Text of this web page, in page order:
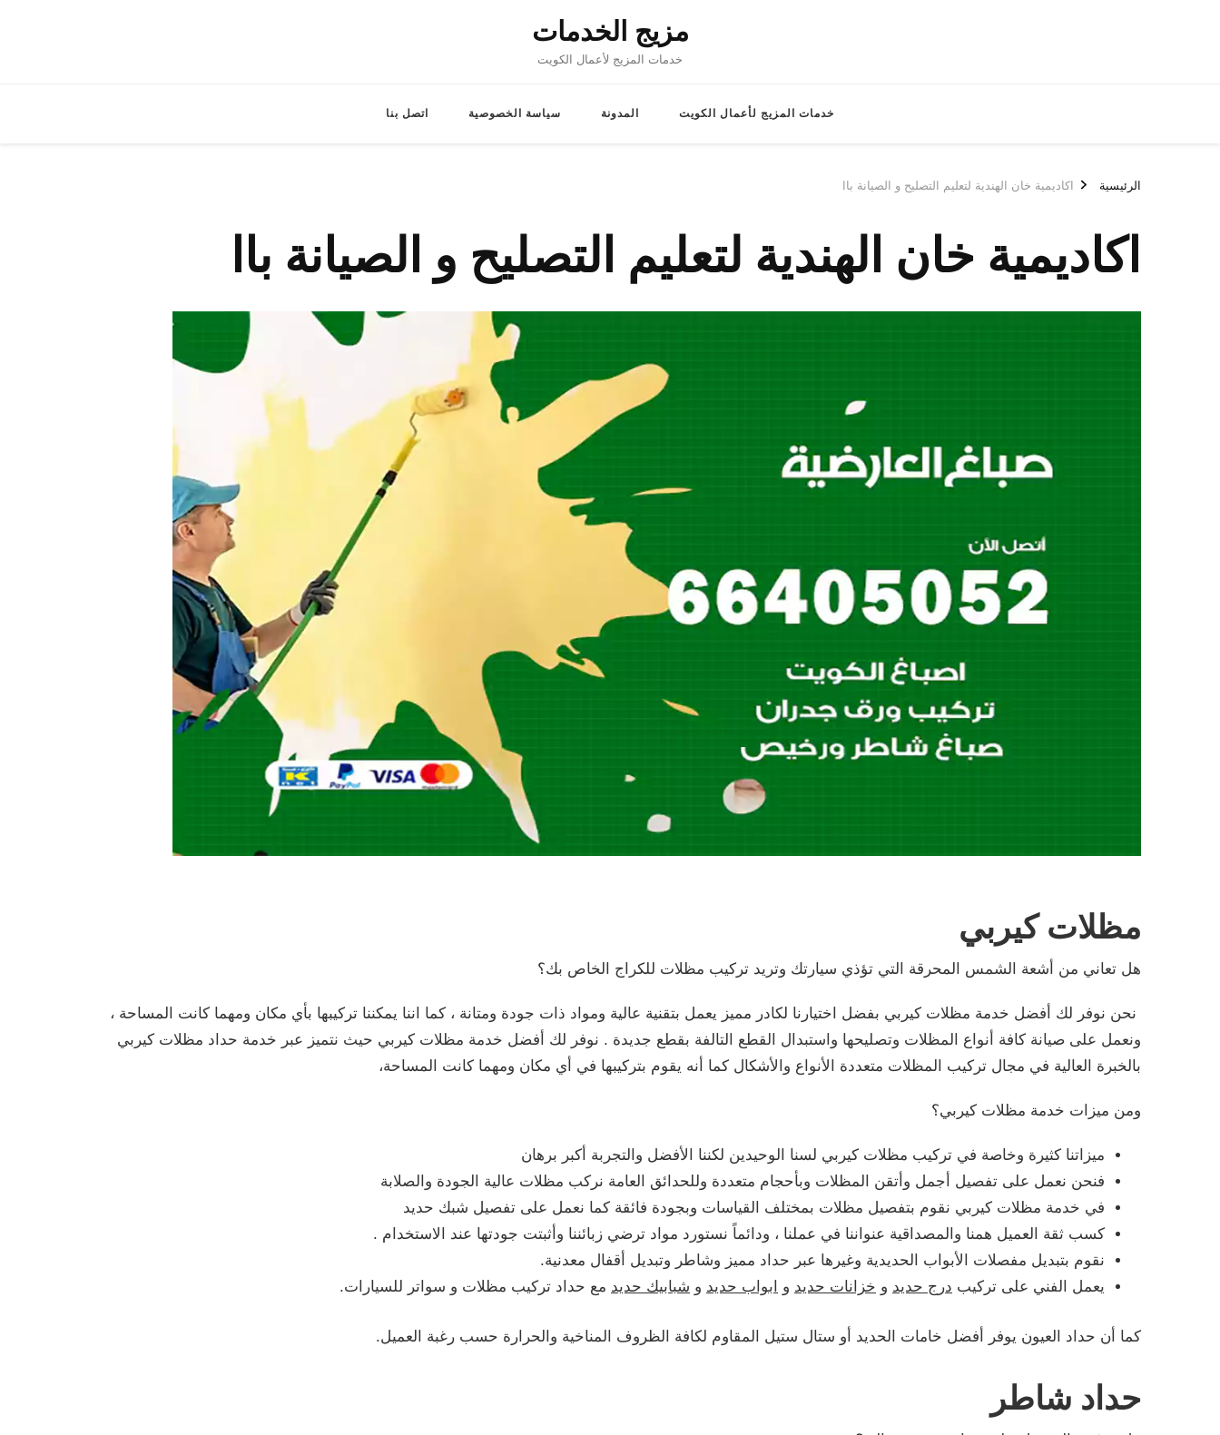
مزيج الخدمات
خدمات المزيج لأعمال الكويت
خدمات المزيج لأعمال الكويت المدونة سياسة الخصوصية اتصل بنا
الرئيسية اكاديمية خان الهندية لتعليم التصليح و الصيانة باا
اكاديمية خان الهندية لتعليم التصليح و الصيانة باا
مظلات كيربي
هل تعاني من أشعة الشمس المحرقة التي تؤذي سيارتك وتريد تركيب مظلات للكراج الخاص بك؟
نحن نوفر لك أفضل خدمة مظلات كيربي بفضل اختيارنا لكادر مميز يعمل بتقنية عالية ومواد ذات جودة ومتانة ، كما اننا يمكننا تركيبها بأي مكان ومهما كانت المساحة ،
ونعمل على صيانة كافة أنواع المظلات وتصليحها واستبدال القطع التالفة بقطع جديدة . نوفر لك أفضل خدمة مظلات كيربي حيث نتميز عبر خدمة حداد مظلات كيربي
بالخبرة العالية في مجال تركيب المظلات متعددة الأنواع والأشكال كما أنه يقوم بتركيبها في أي مكان ومهما كانت المساحة،
ومن ميزات خدمة مظلات كيربي؟
ميزاتنا كثيرة وخاصة في تركيب مظلات كيربي لسنا الوحيدين لكننا الأفضل والتجربة أكبر برهان
فنحن نعمل على تفصيل أجمل وأتقن المظلات وبأحجام متعددة وللحدائق العامة نركب مظلات عالية الجودة والصلابة
في خدمة مظلات كيربي نقوم بتفصيل مظلات بمختلف القياسات وبجودة فائقة كما نعمل على تفصيل شبك حديد
كسب ثقة العميل همنا والمصداقية عنواننا في عملنا ، ودائماً نستورد مواد ترضي زبائننا وأثبتت جودتها عند الاستخدام .
نقوم بتبديل مفصلات الأبواب الحديدية وغيرها عبر حداد مميز وشاطر وتبديل أقفال معدنية.
يعمل الفني على تركيب درج حديد و خزانات حديد و ابواب حديد و شبابيك حديد مع حداد تركيب مظلات و سواتر للسيارات.
كما أن حداد العيون يوفر أفضل خامات الحديد أو ستال ستيل المقاوم لكافة الظروف المناخية والحرارة حسب رغبة العميل.
حداد شاطر